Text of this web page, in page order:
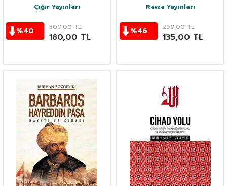
Çığır Yayınları
%40 300,00TL
180,00 TL
Ravza Yayınları
%46 250,00TL
135,00 TL